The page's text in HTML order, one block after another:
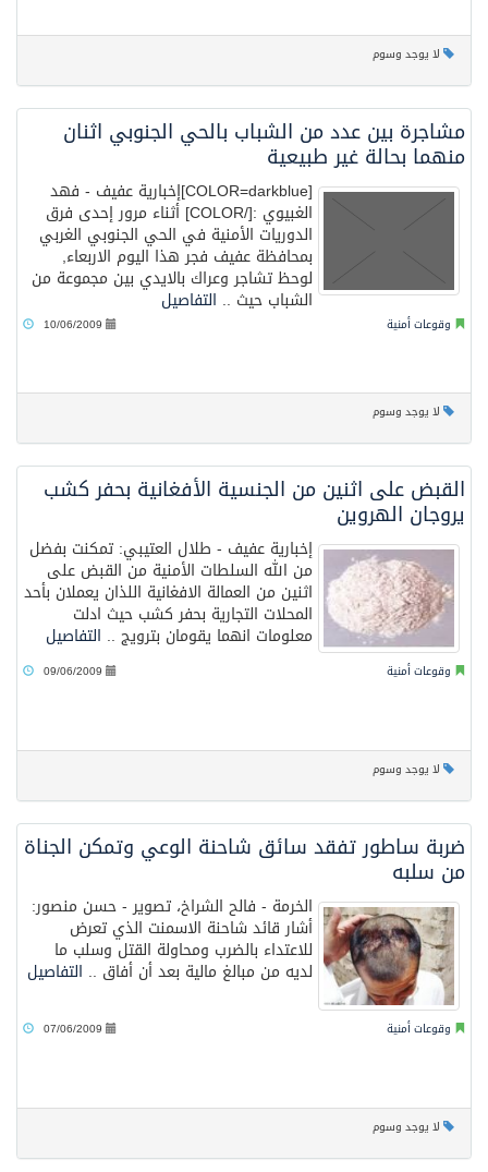
لا يوجد وسوم
مشاجرة بين عدد من الشباب بالحي الجنوبي اثنان
منهما بحالة غير طبيعية
[COLOR=darkblue]إخبارية عفيف - فهد
الغبيوي :[/COLOR] أثناء مرور إحدى فرق
الدوريات الأمنية في الحي الجنوبي الغربي
بمحافظة عفيف فجر هذا اليوم الاربعاء,
لوحظ تشاجر وعراك بالايدي بين مجموعة من
الشباب حيث .. التفاصيل
وقوعات أمنية 10/06/2009
لا يوجد وسوم
القبض على اثنين من الجنسية الأفغانية بحفر كشب
يروجان الهروين
إخبارية عفيف - طلال العتيبي: تمكنت بفضل
من الله السلطات الأمنية من القبض على
اثنين من العمالة الافغانية اللذان يعملان بأحد
المحلات التجارية بحفر كشب حيث ادلت
معلومات انهما يقومان بترويج .. التفاصيل
وقوعات أمنية 09/06/2009
لا يوجد وسوم
ضربة ساطور تفقد سائق شاحنة الوعي وتمكن الجناة
من سلبه
الخرمة - فالح الشراخ، تصوير - حسن منصور:
أشار قائد شاحنة الاسمنت الذي تعرض
للاعتداء بالضرب ومحاولة القتل وسلب ما
لديه من مبالغ مالية بعد أن أفاق .. التفاصيل
وقوعات أمنية 07/06/2009
لا يوجد وسوم